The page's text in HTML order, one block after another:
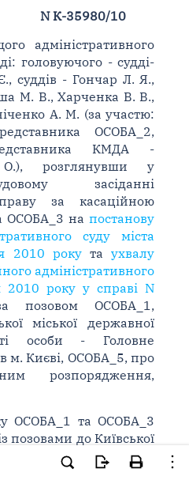
N К-35980/10
адміністративного
головуючого - судді-
суддів - Гончар Л. Я.,
М. В., Харченка В. В.,
А. М. (за участю:
ОСОБА_2,
КМДА -
розглянувши у
засіданні
за касаційною
ОСОБА_3 напостанову
суду міста
2010 рокутаухвалу
адміністративного
2010 року у справі N
позовом ОСОБА_1,
міської державної
особи - Головне
м. Києві, ОСОБА_5, про
розпорядження,
ОСОБА_1 та ОСОБА_3
позовами до Київської
в яких
з моменту